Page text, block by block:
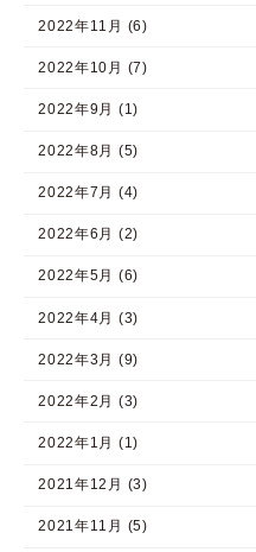
2022年11月 (6)
2022年10月 (7)
2022年9月 (1)
2022年8月 (5)
2022年7月 (4)
2022年6月 (2)
2022年5月 (6)
2022年4月 (3)
2022年3月 (9)
2022年2月 (3)
2022年1月 (1)
2021年12月 (3)
2021年11月 (5)